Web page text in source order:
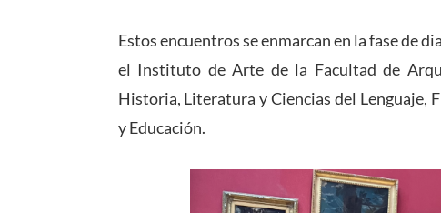
Estos encuentros se enmarcan en la fase de
el Instituto de Arte de la Facultad de
Historia, Literatura y Ciencias del Lenguaje,
y Educación.